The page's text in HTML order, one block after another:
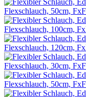
Flexschlauch, 50cm,
Flexschlauch, 100cm,
Flexschlauch, 120cm,
Flexschlauch, 30cm,
Flexschlauch, 50cm,